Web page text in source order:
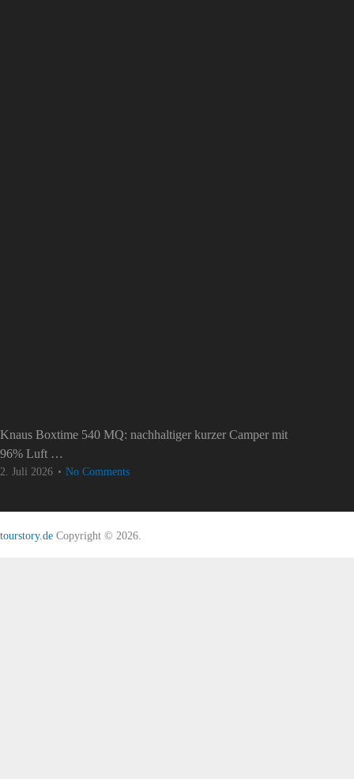
Knaus Boxtime 540 MQ: nachhaltiger kurzer Camper mit
96% Luft …
2. Juli 2026 No Comments
tourstory.de Copyright © 2026.